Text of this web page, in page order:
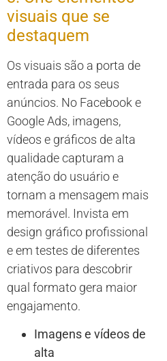
visuais que se
destaquem
Os visuais são a porta de
entrada para os seus
anúncios. No Facebook e
Google Ads, imagens,
vídeos e gráficos de alta
qualidade capturam a
atenção do usuário e
tornam a mensagem mais
memorável. Invista em
design gráfico profissional
e em testes de diferentes
criativos para descobrir
qual formato gera maior
engajamento.
Imagens e vídeos de
alta